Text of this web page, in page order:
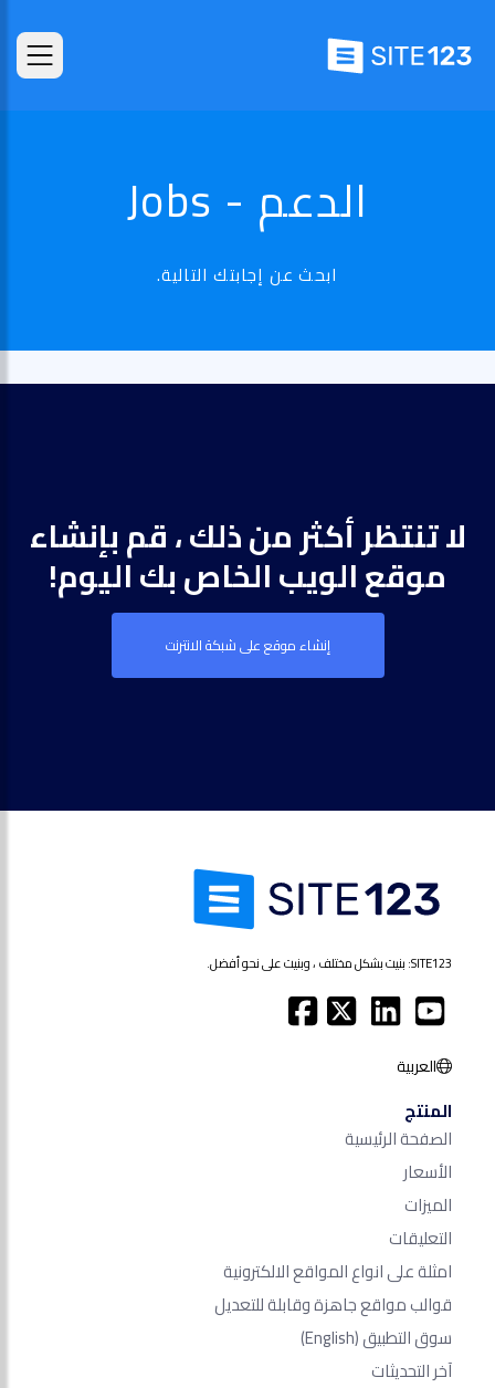
الدعم - Jobs
ابحث عن إجابتك التالية.
لا تنتظر أكثر من ذلك ، قم بإنشاء
موقع الويب الخاص بك اليوم!
إنشاء موقع على شبكة الانترنت
SITE123: بنيت بشكل مختلف ، وبنيت على نحو أفضل.
العربية
المنتج
الصفحة الرئيسية
الأسعار
الميزات
التعليقات
امثلة على انواع المواقع الالكترونية
قوالب مواقع جاهزة وقابلة للتعديل
سوق التطبيق(English)
آخر التحديثات